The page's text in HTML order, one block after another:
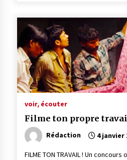
voir, écouter
Filme ton propre
Rédaction 4 janvier
FILME TON TRAVAIL ! Un